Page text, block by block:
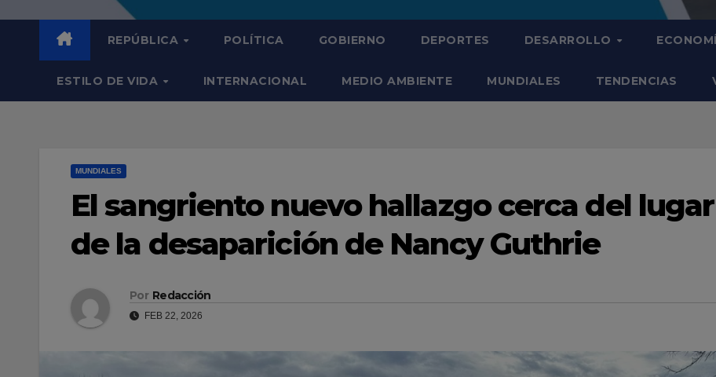
REPÚBLICA POLÍTICA GOBIERNO DEPORTES DESARROLLO
ESTILO DE VIDA INTERNACIONAL MEDIO AMBIENTE MUNDIALES TENDENCIAS
MUNDIALES
El sangriento nuevo hallazgo cerca del lugar
de la desaparición de Nancy Guthrie
Por Redacción
FEB 22, 2026